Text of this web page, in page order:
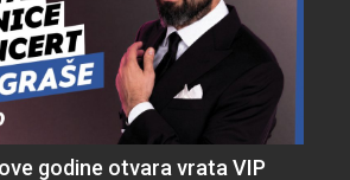
godine otvara vrata VIP